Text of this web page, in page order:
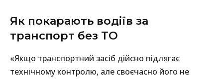
Як покарають водіїв за
транспорт без ТО
«Якщо транспортний засіб дійсно підлягає
технічному контролю, але своєчасно його не